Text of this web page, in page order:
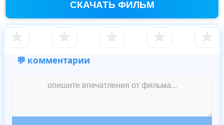
СКАЧАТЬ ФИЛЬМ
★ ★ ★ ★ ★
💬 комментарии